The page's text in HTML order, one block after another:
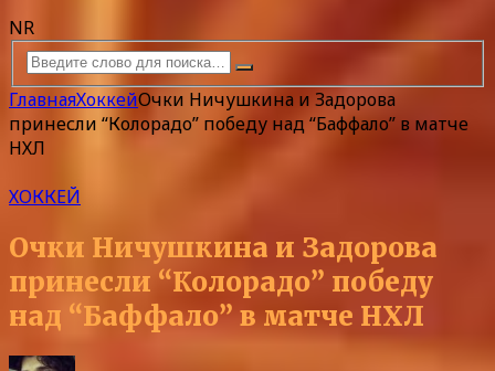
NR
ГлавнаяХоккейОчки Ничушкина и Задорова
принесли “Колорадо” победу над “Баффало” в матче
НХЛ
ХОККЕЙ
Очки Ничушкина и Задорова
принесли “Колорадо” победу
над “Баффало” в матче НХЛ